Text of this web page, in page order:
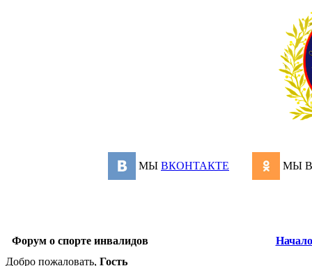
МЫ ВКОНТАКТЕ МЫ
Форум о спорте инвалидов
Начало
Добро пожаловать, Гость